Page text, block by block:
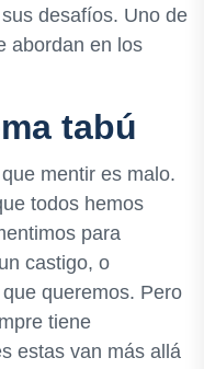
desafíos. Uno de
abordan en los
tabú
mentir es malo.
todos hemos
para
castigo, o
queremos. Pero
tiene
estas van más allá